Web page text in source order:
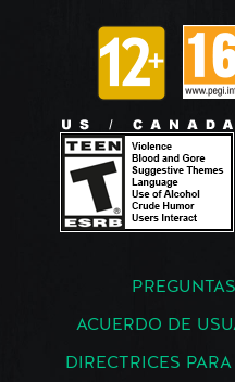
ACUERDO DE
DIRECTRICES